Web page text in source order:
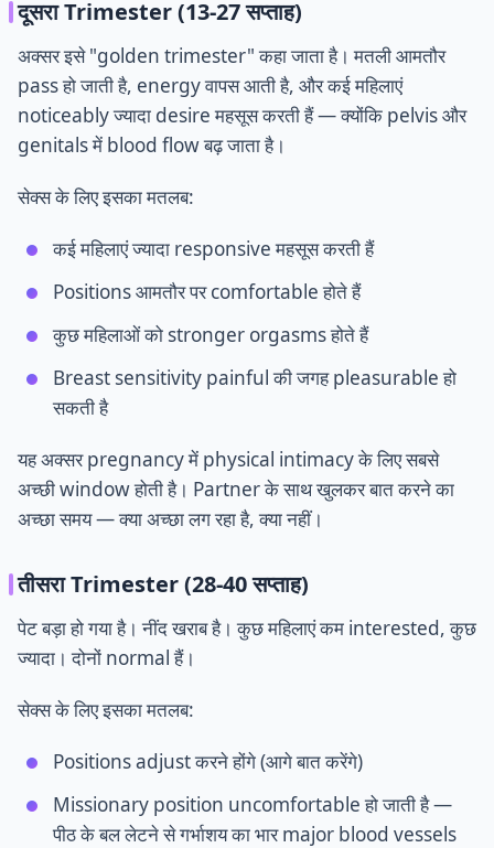
दूसरा Trimester (13-27 सप्ताह)
अक्सर इसे "golden trimester" कहा जाता है। मतली आमतौर
pass हो जाती है, energy वापस आती है, और कई महिलाएं
noticeably ज्यादा desire महसूस करती हैं — क्योंकि pelvis और
genitals में blood flow बढ़ जाता है।
सेक्स के लिए इसका मतलब:
कई महिलाएं ज्यादा responsive महसूस करती हैं
Positions आमतौर पर comfortable होते हैं
कुछ महिलाओं को stronger orgasms होते हैं
Breast sensitivity painful की जगह pleasurable हो
सकती है
यह अक्सर pregnancy में physical intimacy के लिए सबसे
अच्छी window होती है। Partner के साथ खुलकर बात करने का
अच्छा समय — क्या अच्छा लग रहा है, क्या नहीं।
तीसरा Trimester (28-40 सप्ताह)
पेट बड़ा हो गया है। नींद खराब है। कुछ महिलाएं कम interested, कुछ
ज्यादा। दोनों normal हैं।
सेक्स के लिए इसका मतलब:
Positions adjust करने होंगे (आगे बात करेंगे)
Missionary position uncomfortable हो जाती है —
पीठ के बल लेटने से गर्भाशय का भार major blood vessels